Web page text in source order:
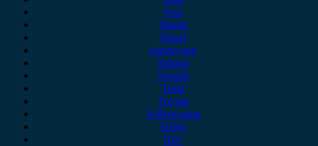
Seat
Skoda
Smart
ssangyong
Subaru
Suzuki
Tesla
Toyota
Volkswagen
Volvo
Xev